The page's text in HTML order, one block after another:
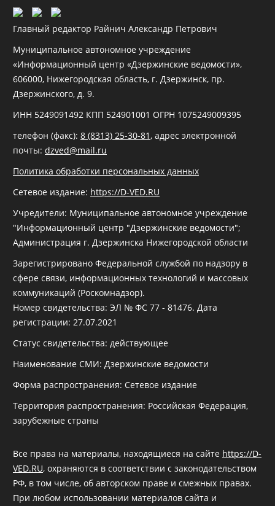
Главный редактор Райнич Александр Петрович
Муниципальное автономное учреждение
«Информационный центр «Дзержинские ведомости»,
606000, Нижегородская область, г. Дзержинск, пр.
Дзержинского, д. 9.
ИНН 5249091492 КПП 524901001 ОГРН 1075249009395
телефон (факс): 8 (8313) 25-30-81, адрес электронной
почты: dzved@mail.ru
Политика обработки персональных данных
Сетевое издание: https://D-VED.RU
Учредители: Муниципальное автономное учреждение
"Информационный центр "Дзержинские ведомости";
Администрация г. Дзержинска Нижегородской области
Зарегистрировано Федеральной службой по надзору в
сфере связи, информационных технологий и массовых
коммуникаций (Роскомнадзор).
Номер свидетельства: ЭЛ № ФС 77 - 81476. Дата
регистрации: 27.07.2021
Статус свидетельства: действующее
Наименование СМИ: Дзержинские ведомости
Форма распространения: Сетевое издание
Территория распространения: Российская Федерация,
зарубежные страны
Все права на материалы, находящиеся на сайте https://D-
VED.RU, охраняются в соответствии с законодательством
РФ, в том числе, об авторском праве и смежных правах.
При любом использовании материалов сайта и